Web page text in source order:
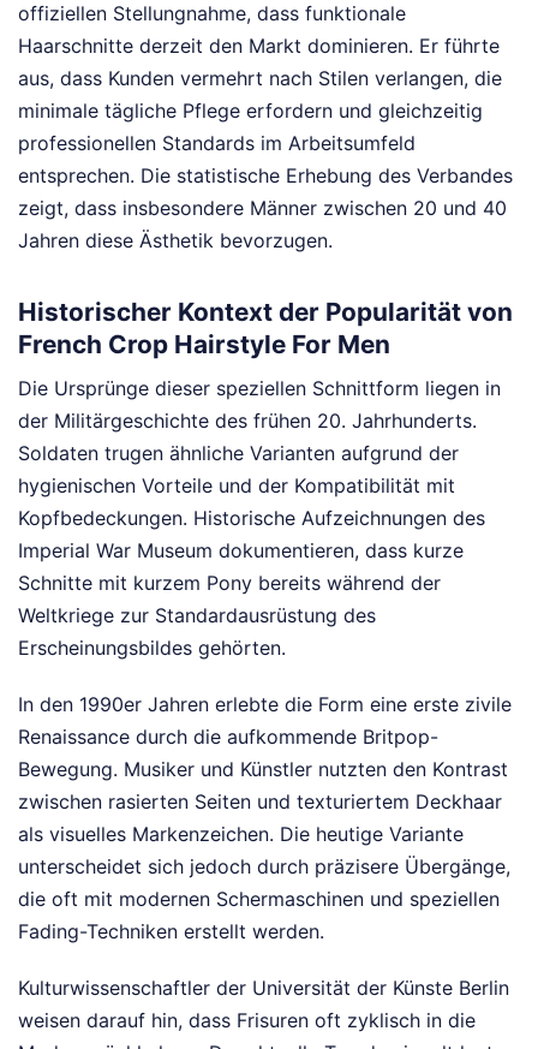
offiziellen Stellungnahme, dass funktionale
Haarschnitte derzeit den Markt dominieren. Er führte
aus, dass Kunden vermehrt nach Stilen verlangen, die
minimale tägliche Pflege erfordern und gleichzeitig
professionellen Standards im Arbeitsumfeld
entsprechen. Die statistische Erhebung des Verbandes
zeigt, dass insbesondere Männer zwischen 20 und 40
Jahren diese Ästhetik bevorzugen.
Historischer Kontext der Popularität von
French Crop Hairstyle For Men
Die Ursprünge dieser speziellen Schnittform liegen in
der Militärgeschichte des frühen 20. Jahrhunderts.
Soldaten trugen ähnliche Varianten aufgrund der
hygienischen Vorteile und der Kompatibilität mit
Kopfbedeckungen. Historische Aufzeichnungen des
Imperial War Museum dokumentieren, dass kurze
Schnitte mit kurzem Pony bereits während der
Weltkriege zur Standardausrüstung des
Erscheinungsbildes gehörten.
In den 1990er Jahren erlebte die Form eine erste zivile
Renaissance durch die aufkommende Britpop-
Bewegung. Musiker und Künstler nutzten den Kontrast
zwischen rasierten Seiten und texturiertem Deckhaar
als visuelles Markenzeichen. Die heutige Variante
unterscheidet sich jedoch durch präzisere Übergänge,
die oft mit modernen Schermaschinen und speziellen
Fading-Techniken erstellt werden.
Kulturwissenschaftler der Universität der Künste Berlin
weisen darauf hin, dass Frisuren oft zyklisch in die